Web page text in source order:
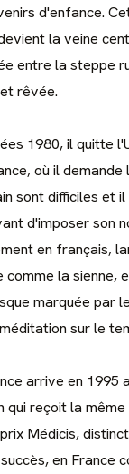
d'enfance.
la veine
entre la steppe
rêvée.
1980, il quitte
où il demande
sont difficiles et
d'imposer son
en français,
comme la sienne,
marquée par
sur le
arrive en 1995
qui reçoit la
Médicis,
en France